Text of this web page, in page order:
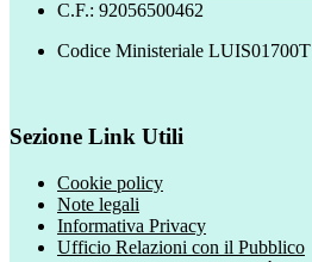
C.F.: 92056500462
Codice Ministeriale LUIS01700T
Sezione Link Utili
Cookie policy
Note legali
Informativa Privacy
Ufficio Relazioni con il Pubblico